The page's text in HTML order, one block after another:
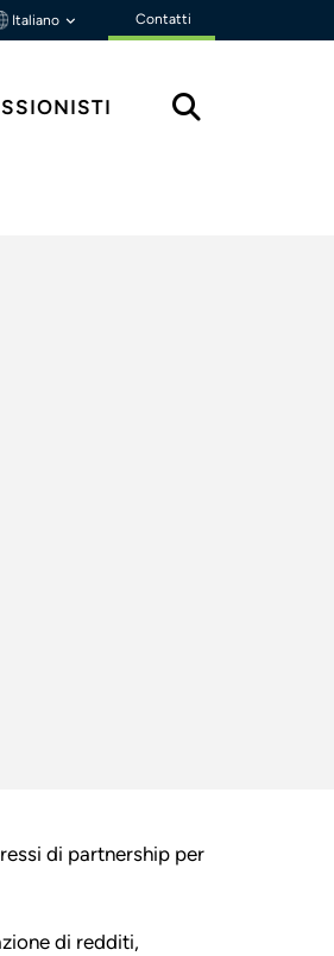
Italiano Contatti
di partnership per
di redditi,